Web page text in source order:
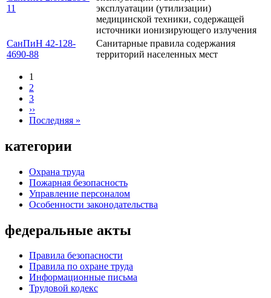
11
эксплуатации (утилизации)
медицинской техники, содержащей
источники ионизирующего излучения
СанПиН 42-128-
4690-88
Санитарные правила содержания
территорий населенных мест
Нумерация
страниц
1
2
3
››
страница
Последняя »
категории
Охрана труда
Пожарная безопасность
Управление персоналом
Особенности законодательства
федеральные акты
Правила безопасности
Правила по охране труда
Информационные письма
Трудовой кодекс